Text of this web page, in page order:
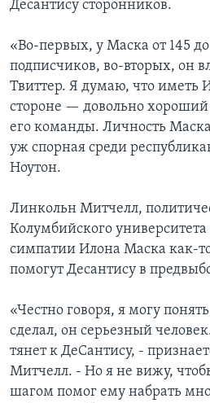
Десантису сторонников.
«Во-первых, у Маска от 145
подписчиков, во-вторых, он
Твиттер. Я думаю, что иметь
стороне — довольно хороший
его команды. Личность
уж спорная среди
Ноутон.
Линкольн Митчелл,
Колумбийского
симпатии Илона Маска как-
помогут Десантису в
«Честно говоря, я могу
сделал, он серьезный
тянет к ДеСантису, -
Митчелл. - Но я не вижу,
шагом помог ему набрать